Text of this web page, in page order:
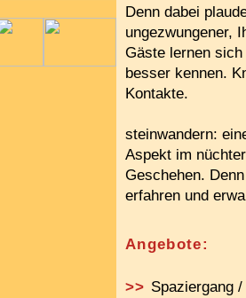
Denn dabei
ungezwungener,
Gäste lernen
besser kennen.
Kontakte.
steinwandern:
Aspekt im
Geschehen.
erfahren und
Angebote:
>> Spaziergang